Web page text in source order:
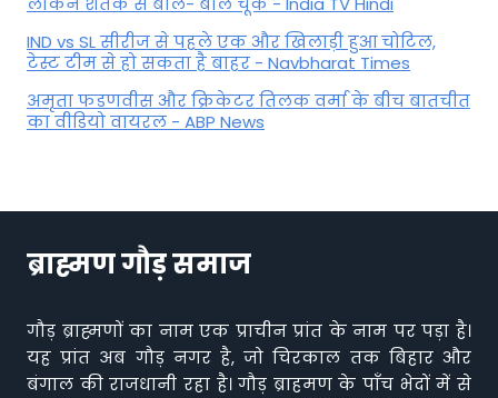
IND vs SL सीरीज से पहले एक और खिलाड़ी हुआ चोटिल,
टेस्ट टीम से हो सकता है बाहर - Navbharat Times
अमृता फडणवीस और क्रिकेटर तिलक वर्मा के बीच बातचीत
का वीडियो वायरल - ABP News
ब्राह्मण गौड़ समाज
गौड़ ब्राह्मणों का नाम एक प्राचीन प्रांत के नाम पर पड़ा है।
यह प्रांत अब गौड़ नगर है, जो चिरकाल तक बिहार और
बंगाल की राजधानी रहा है। गौड़ ब्राहमण के पाँच भेदों में से